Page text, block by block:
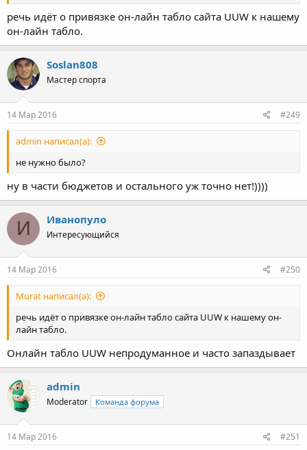
речь идёт о привязке он-лайн табло сайта UUW к нашему
он-лайн табло.
Soslan808
Мастер спорта
14 Мар 2016 #249
admin написал(а):
не нужно было?
ну в части бюджетов и остального уж точно нет!))))
И Иванопуло
Интересующийся
14 Мар 2016 #250
Murat написал(а):
речь идёт о привязке он-лайн табло сайта UUW к нашему он-
лайн табло.
Онлайн табло UUW непродуманное и часто запаздывает
admin
Moderator Команда форума
14 Мар 2016 #251